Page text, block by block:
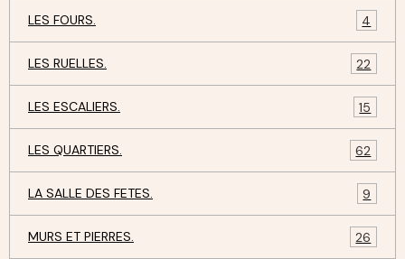
LES FOURS. 4
LES RUELLES. 22
LES ESCALIERS. 15
LES QUARTIERS. 62
LA SALLE DES FETES. 9
MURS ET PIERRES. 26